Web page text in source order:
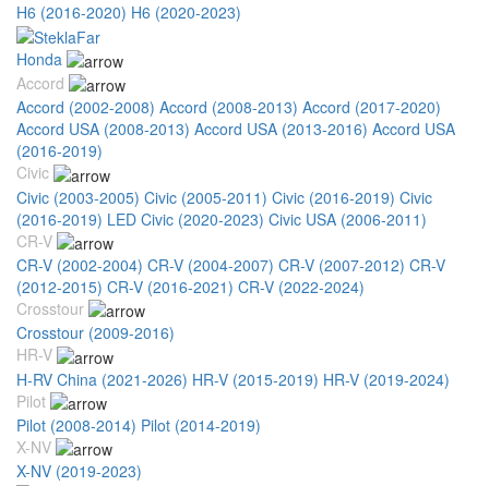
H6 (2016-2020) H6 (2020-2023)
Honda
Accord
Accord (2002-2008) Accord (2008-2013) Accord (2017-2020)
Accord USA (2008-2013) Accord USA (2013-2016) Accord USA
(2016-2019)
Civic
Civic (2003-2005) Civic (2005-2011) Civic (2016-2019) Civic
(2016-2019) LED Civic (2020-2023) Civic USA (2006-2011)
CR-V
CR-V (2002-2004) CR-V (2004-2007) CR-V (2007-2012) CR-V
(2012-2015) CR-V (2016-2021) CR-V (2022-2024)
Crosstour
Crosstour (2009-2016)
HR-V
H-RV China (2021-2026) HR-V (2015-2019) HR-V (2019-2024)
Pilot
Pilot (2008-2014) Pilot (2014-2019)
X-NV
X-NV (2019-2023)